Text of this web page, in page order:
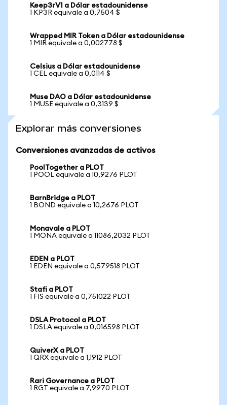
Keep3rV1 a Dólar estadounidense
1 KP3R equivale a 0,7504 $
Wrapped MIR Token a Dólar estadounidense
1 MIR equivale a 0,002778 $
Celsius a Dólar estadounidense
1 CEL equivale a 0,0114 $
Muse DAO a Dólar estadounidense
1 MUSE equivale a 0,3139 $
Explorar más conversiones
Conversiones avanzadas de activos
PoolTogether a PLOT
1 POOL equivale a 10,9276 PLOT
BarnBridge a PLOT
1 BOND equivale a 10,2676 PLOT
Monavale a PLOT
1 MONA equivale a 11086,2032 PLOT
EDEN a PLOT
1 EDEN equivale a 0,579518 PLOT
Stafi a PLOT
1 FIS equivale a 0,751022 PLOT
DSLA Protocol a PLOT
1 DSLA equivale a 0,016598 PLOT
QuiverX a PLOT
1 QRX equivale a 1,1912 PLOT
Rari Governance a PLOT
1 RGT equivale a 7,9970 PLOT